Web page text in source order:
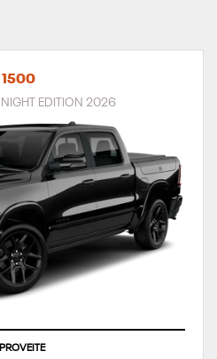
1500
NIGHT EDITION 2026